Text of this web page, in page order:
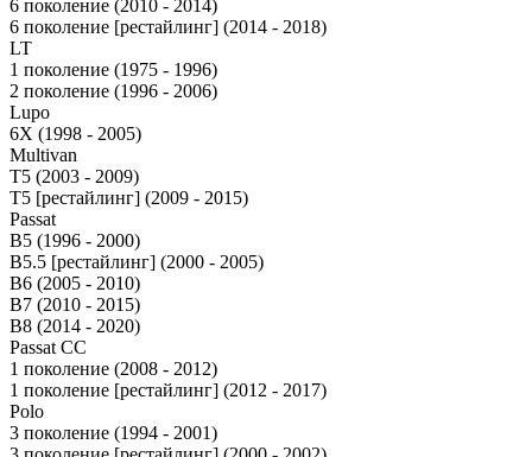
6 поколение (2010 - 2014)
6 поколение [рестайлинг] (2014 - 2018)
LT
1 поколение (1975 - 1996)
2 поколение (1996 - 2006)
Lupo
6X (1998 - 2005)
Multivan
T5 (2003 - 2009)
T5 [рестайлинг] (2009 - 2015)
Passat
B5 (1996 - 2000)
B5.5 [рестайлинг] (2000 - 2005)
B6 (2005 - 2010)
B7 (2010 - 2015)
B8 (2014 - 2020)
Passat CC
1 поколение (2008 - 2012)
1 поколение [рестайлинг] (2012 - 2017)
Polo
3 поколение (1994 - 2001)